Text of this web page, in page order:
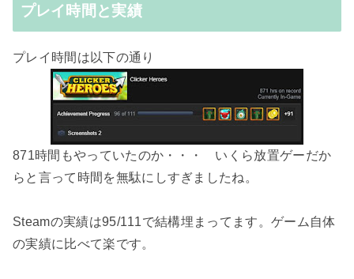
プレイ時間と実績
プレイ時間は以下の通り
871時間もやっていたのか・・・ いくら放置ゲーだか
らと言って時間を無駄にしすぎましたね。
Steamの実績は95/111で結構埋まってます。ゲーム自体
の実績に比べて楽です。